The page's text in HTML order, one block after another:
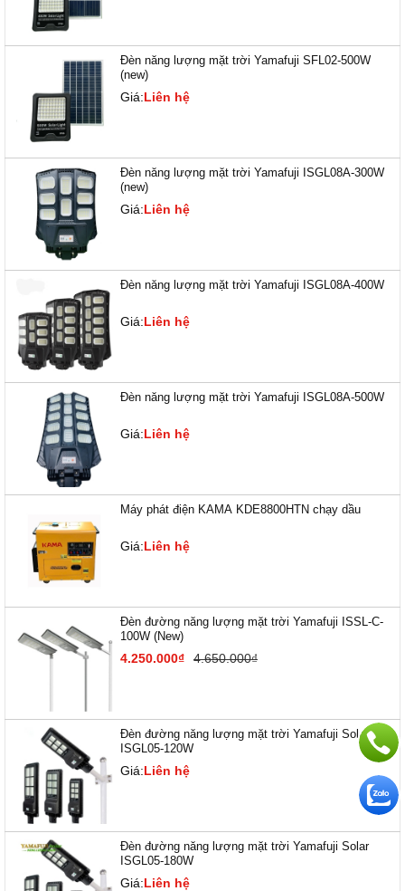
Đèn năng lượng mặt trời Yamafuji SFL02-500W
(new)
Giá:Liên hệ
Đèn năng lượng mặt trời Yamafuji ISGL08A-300W
(new)
Giá:Liên hệ
Đèn năng lượng mặt trời Yamafuji ISGL08A-400W
Giá:Liên hệ
Đèn năng lượng mặt trời Yamafuji ISGL08A-500W
Giá:Liên hệ
Máy phát điện KAMA KDE8800HTN chạy dầu
Giá:Liên hệ
Đèn đường năng lượng mặt trời Yamafuji ISSL-C-
100W (New)
4.250.000₫ 4.650.000₫
Đèn đường năng lượng mặt trời Yamafuji Solar
ISGL05-120W
Giá:Liên hệ
Đèn đường năng lượng mặt trời Yamafuji Solar
ISGL05-180W
Giá:Liên hệ